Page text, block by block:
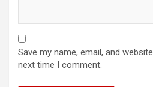
Save my name, email, and
next time I comment.